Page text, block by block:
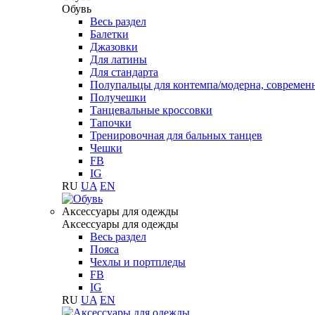
Обувь
Весь раздел
Балетки
Джазовки
Для латины
Для стандарта
Полупальцы для контемпа/модерна,
Получешки
Танцевальные кроссовки
Тапочки
Тренировочная для бальных танцев
Чешки
FB
IG
RU UA EN
Aксессуары для одежды
Aксессуары для одежды
Весь раздел
Пояса
Чехлы и портпледы
FB
IG
RU UA EN